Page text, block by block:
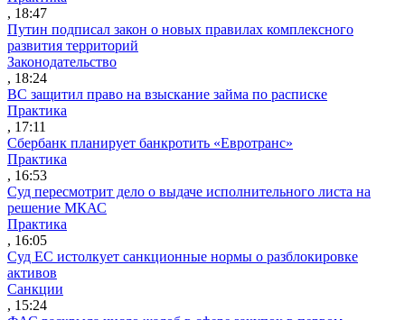
, 18:47
Путин подписал закон о новых правилах комплексного
развития территорий
Законодательство
, 18:24
ВС защитил право на взыскание займа по расписке
Практика
, 17:11
Сбербанк планирует банкротить «Евротранс»
Практика
, 16:53
Суд пересмотрит дело о выдаче исполнительного листа на
решение МКАС
Практика
, 16:05
Суд ЕС истолкует санкционные нормы о разблокировке
активов
Санкции
, 15:24